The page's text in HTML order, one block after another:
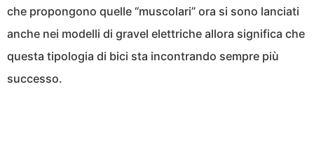
che propongono quelle “muscolari” ora si sono lanciati
anche nei modelli di gravel elettriche allora significa che
questa tipologia di bici sta incontrando sempre più
successo.